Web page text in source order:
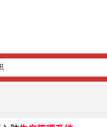
永凯APS